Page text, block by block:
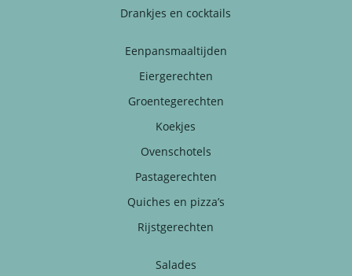
Drankjes en cocktails
Eenpansmaaltijden
Eiergerechten
Groentegerechten
Koekjes
Ovenschotels
Pastagerechten
Quiches en pizza’s
Rijstgerechten
Salades